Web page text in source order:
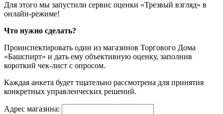
Для этого мы запустили сервис оценки «Трезвый взгляд» в
онлайн-режиме!
Что нужно сделать?
Проинспектировать один из магазинов Торгового Дома
«Башспирт» и дать ему объективную оценку, заполнив
короткий чек-лист с опросом.
Каждая анкета будет тщательно рассмотрена для принятия
конкретных управленческих решений.
Адрес магазина: